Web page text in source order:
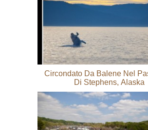
Circondato Da Balene Nel
Di Stephens, Alaska